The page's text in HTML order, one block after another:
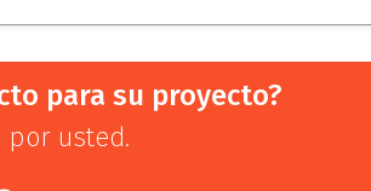
para su proyecto?
por usted.